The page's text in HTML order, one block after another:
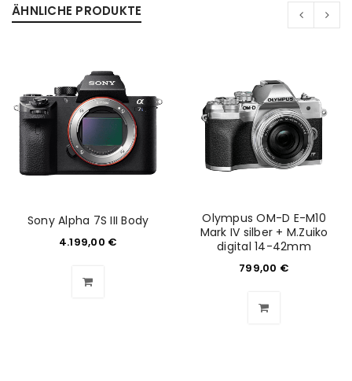
ÄHNLICHE PRODUKTE
Sony Alpha 7S III Body
4.199,00 €
Olympus OM-D E-M10
Mark IV silber + M.Zuiko
digital 14-42mm
799,00 €